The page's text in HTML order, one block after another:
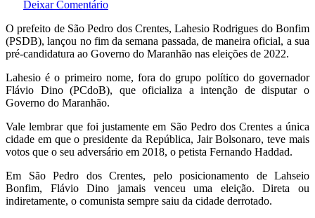
Deixar Comentário
O prefeito de São Pedro dos Crentes, Lahesio Rodrigues do Bonfim
(PSDB), lançou no fim da semana passada, de maneira oficial, a sua
pré-candidatura ao Governo do Maranhão nas eleições de 2022.
Lahesio é o primeiro nome, fora do grupo político do governador
Flávio Dino (PCdoB), que oficializa a intenção de disputar o
Governo do Maranhão.
Vale lembrar que foi justamente em São Pedro dos Crentes a única
cidade em que o presidente da República, Jair Bolsonaro, teve mais
votos que o seu adversário em 2018, o petista Fernando Haddad.
Em São Pedro dos Crentes, pelo posicionamento de Lahseio
Bonfim, Flávio Dino jamais venceu uma eleição. Direta ou
indiretamente, o comunista sempre saiu da cidade derrotado.